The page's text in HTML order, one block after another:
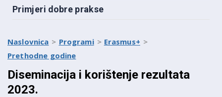
Primjeri dobre prakse
Naslovnica Programi
Erasmus+
Prethodne godine
Diseminacija i korištenje rezultata
2023.